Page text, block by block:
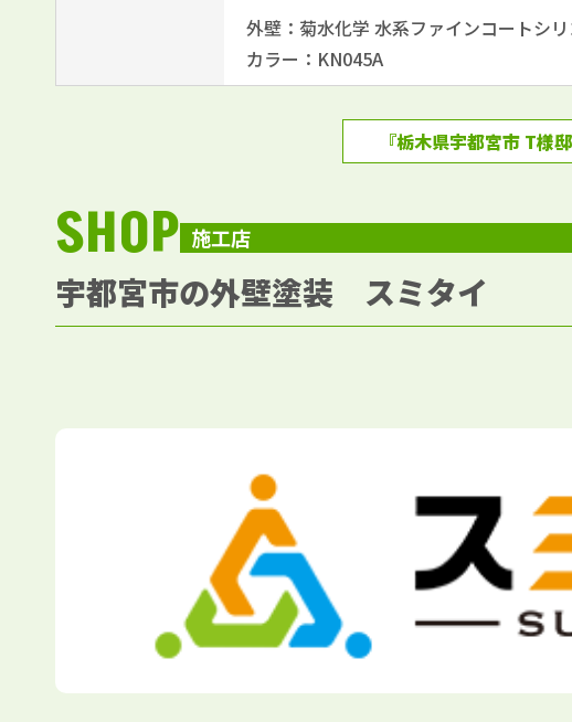
外壁：菊水化学 水系ファインコートシ
カラー：KN045A
『栃木県宇都宮市 T様
施工店
SHOP
宇都宮市の外壁塗装 スミタイ